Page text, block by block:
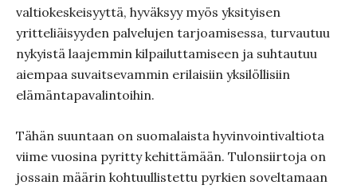
valtiokeskeisyyttä, hyväksyy myös yksityisen
yritteliäisyyden palvelujen tarjoamisessa, turvautuu
nykyistä laajemmin kilpailuttamiseen ja suhtautuu
aiempaa suvaitsevammin erilaisiin yksilöllisiin
elämäntapavalintoihin.
Tähän suuntaan on suomalaista hyvinvointivaltiota
viime vuosina pyritty kehittämään. Tulonsiirtoja on
jossain määrin kohtuullistettu pyrkien soveltamaan